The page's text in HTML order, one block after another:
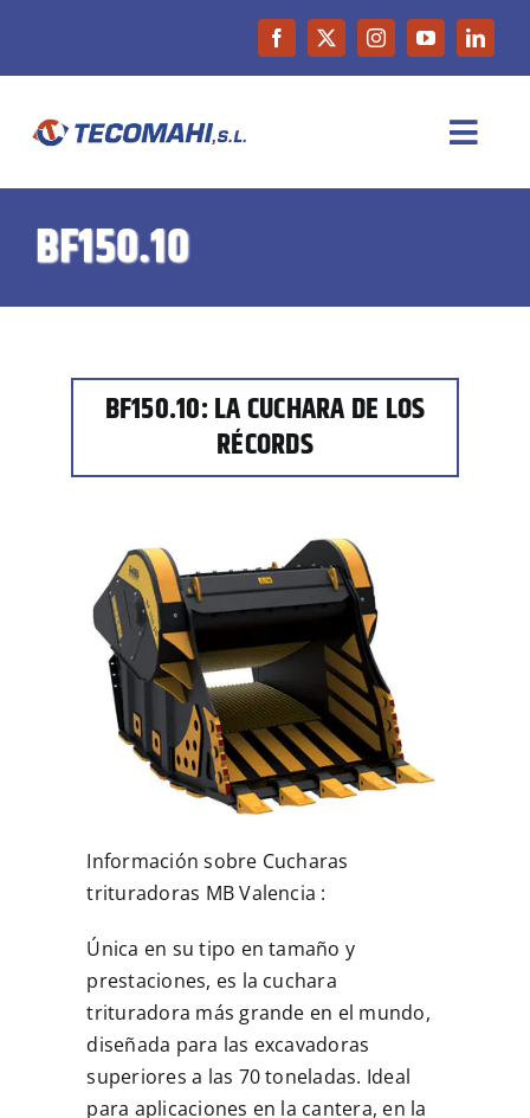
contenido
MAQUINARIA DE OCASIÓN
MULTIMEDIA
CONTACTO
BF150.10
BF150.10: LA CUCHARA DE LOS
RÉCORDS
Información sobre Cucharas
trituradoras MB Valencia :
Única en su tipo en tamaño y
prestaciones, es la cuchara
trituradora más grande en el mundo,
diseñada para las excavadoras
superiores a las 70 toneladas. Ideal
para aplicaciones en la cantera, en la